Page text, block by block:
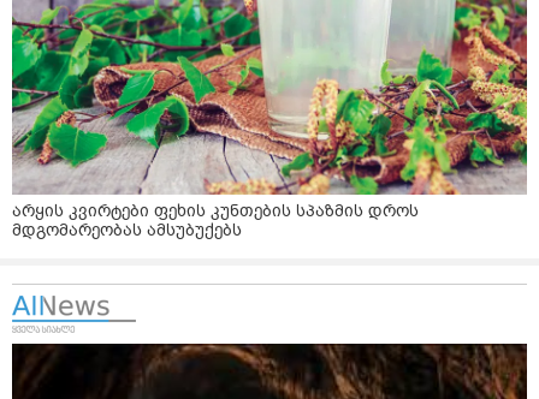
არყის კვირტები ფეხის კუნთების სპაზმის დროს
მდგომარეობას ამსუბუქებს